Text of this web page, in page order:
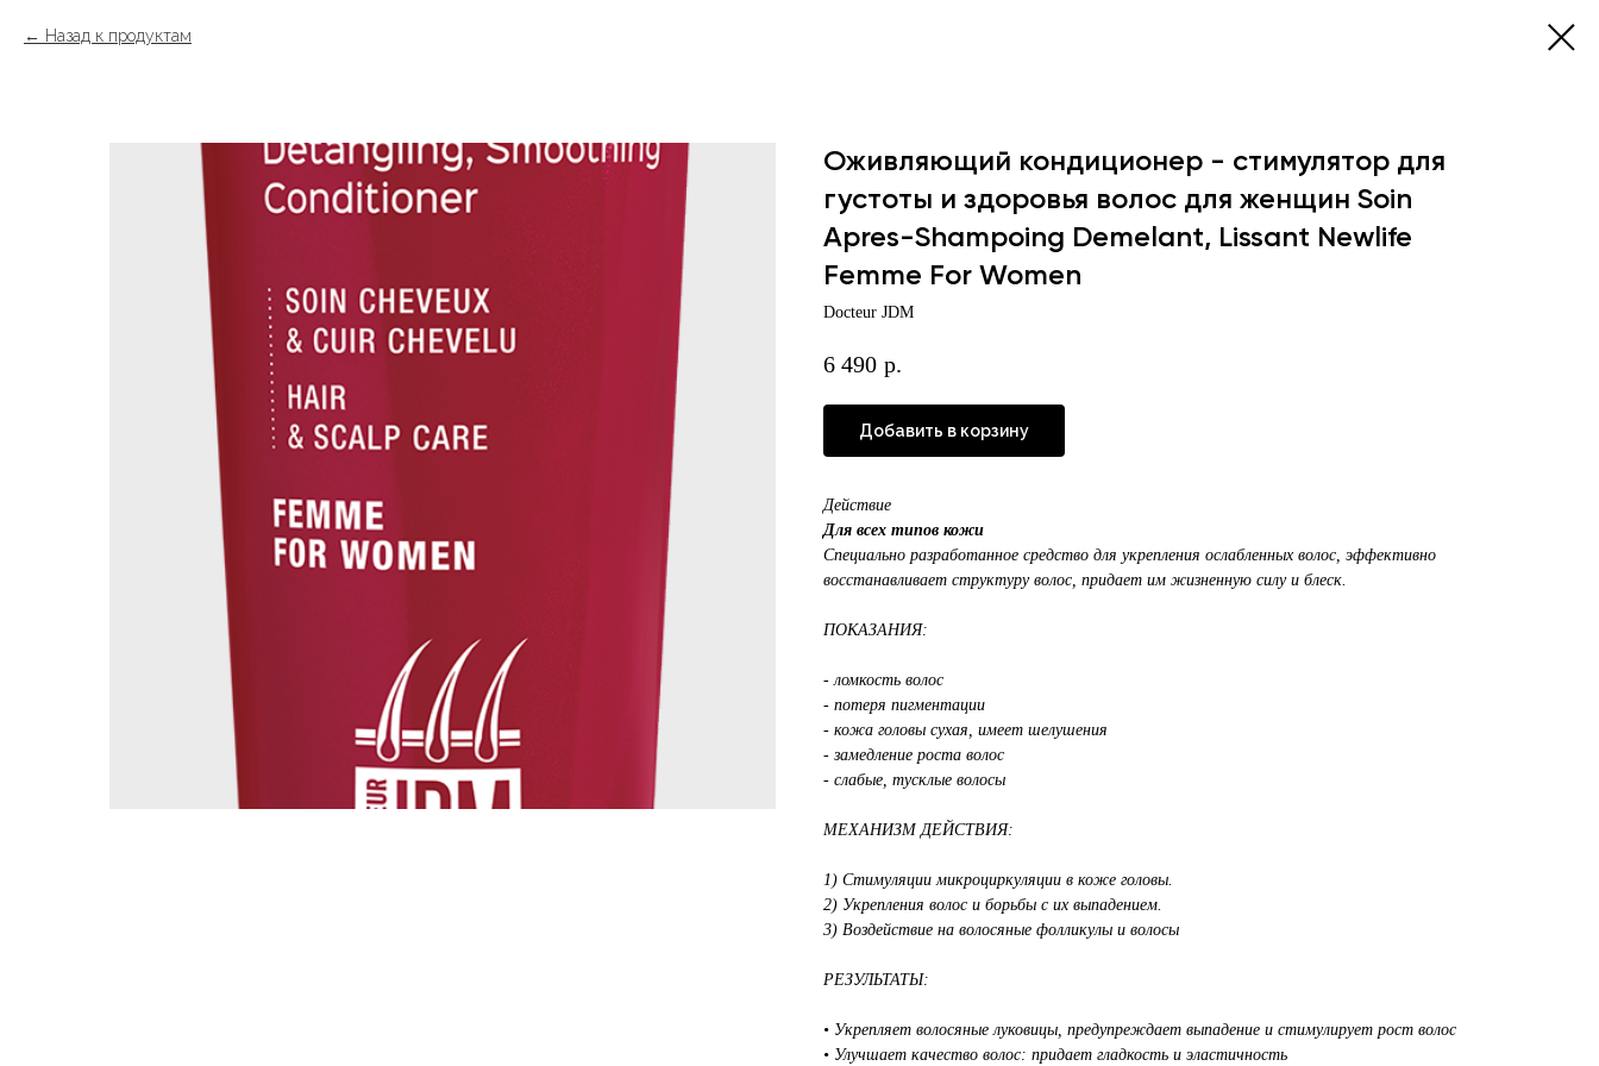
Назад к продуктам
Оживляющий кондиционер - стимулятор для
густоты и здоровья волос для женщин Soin
Apres-Shampoing Demelant, Lissant Newlife
Femme For Women
Docteur JDM
6 490 р.
Добавить в корзину
Действие
Для всех типов кожи
Специально разработанное средство для укрепления ослабленных волос, эффективно
восстанавливает структуру волос, придает им жизненную силу и блеск.
ПОКАЗАНИЯ:
- ломкость волос
- потеря пигментации
- кожа головы сухая, имеет шелушения
- замедление роста волос
- слабые, тусклые волосы
МЕХАНИЗМ ДЕЙСТВИЯ:
1) Стимуляции микроциркуляции в коже головы.
2) Укрепления волос и борьбы с их выпадением.
3) Воздействие на волосяные фолликулы и волосы
РЕЗУЛЬТАТЫ:
• Укрепляет волосяные луковицы, предупреждает выпадение и стимулирует рост волос
• Улучшает качество волос: придает гладкость и эластичность